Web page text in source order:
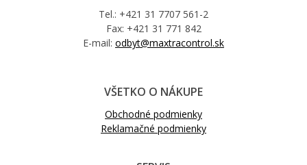
Tel.: +421 31 7707 561-2
Fax: +421 31 771 842
E-mail: odbyt@maxtracontrol.sk
VŠETKO O NÁKUPE
Obchodné podmienky
Reklamačné podmienky